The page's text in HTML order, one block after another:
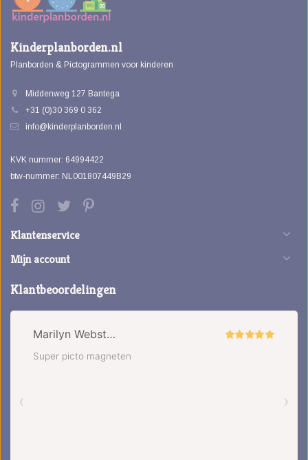
Kinderplanborden.nl
Planborden & Pictogrammen voor kinderen
Middenweg 127 Bantega
+31 (0)30 369 0 362
info@kinderplanborden.nl
KVK nummer: 64994422
btw-nummer: NL001807449B29
Klantenservice
Mijn account
Klantbeoordelingen